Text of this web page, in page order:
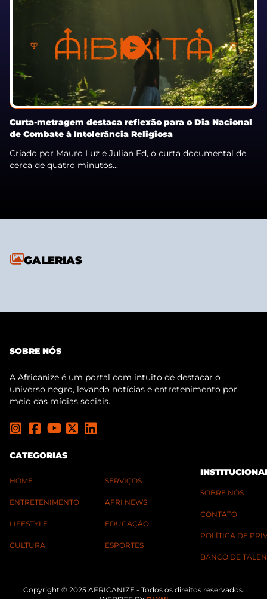
Curta-metragem destaca reflexão para o Dia Nacional
de Combate à Intolerância Religiosa
Criado por Mauro Luz e Julian Ed, o curta documental de
cerca de quatro minutos...
GALERIAS
SOBRE NÓS
A Africanize é um portal com intuito de destacar o
universo negro, levando notícias e entretenimento por
meio das mídias sociais.
CATEGORIAS
HOME
ENTRETENIMENTO
LIFESTYLE
CULTURA
SERVIÇOS
AFRI NEWS
EDUCAÇÃO
ESPORTES
SOBRE NÓS
CONTATO
POLÍTICA DE
BANCO DE
Copyright © 2025 AFRICANIZE - Todos os direitos reservados.